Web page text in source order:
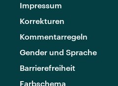
Impressum
Korrekturen
Kommentarregeln
Gender und Sprache
Barrierefreiheit
Farbschema